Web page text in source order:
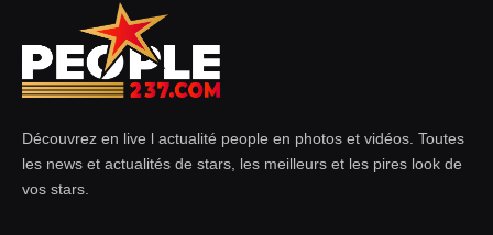
Découvrez en live l actualité people en photos et vidéos. Toutes
les news et actualités de stars, les meilleurs et les pires look de
vos stars.